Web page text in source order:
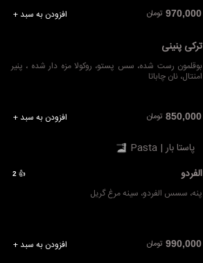
افزودن به سبد + 970,000 تومان
ترکی پنینی
بوقلمون رست شده، سس پستو، روکولا مزه دار شده ، پنیر
امنتال، نان چاباتا
افزودن به سبد + 850,000 تومان
پاستا بار | Pasta
👍
2 الفردو
پنه، سسس الفردو، سینه مرغ گریل
افزودن به سبد + 990,000 تومان